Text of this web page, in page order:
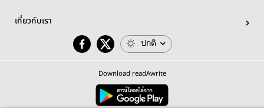
เกี่ยวกับเรา
ปกติ
Download readAwrite